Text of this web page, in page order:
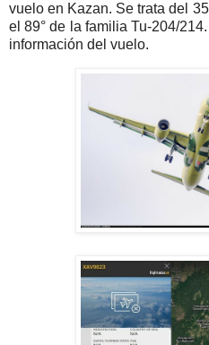
vuelo en Kazan. Se trata del
el 89° de la familia Tu-204/
información del vuelo.